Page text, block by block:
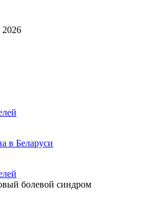
2026
в Беларуси
болевой синдром